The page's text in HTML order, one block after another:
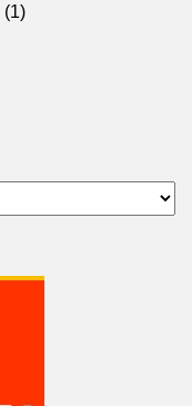
(1)